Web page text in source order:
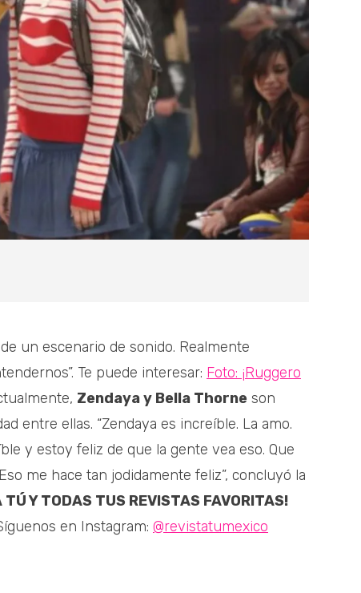
un escenario de sonido. Realmente
Te puede interesar: Foto: ¡Ruggero
Zendaya y Bella Thorne son
entre ellas. “Zendaya es increíble. La amo.
y estoy feliz de que la gente vea eso. Que
me hace tan jodidamente feliz”, concluyó la
TÚ Y TODAS TUS REVISTAS FAVORITAS!
en Instagram: @revistatumexico